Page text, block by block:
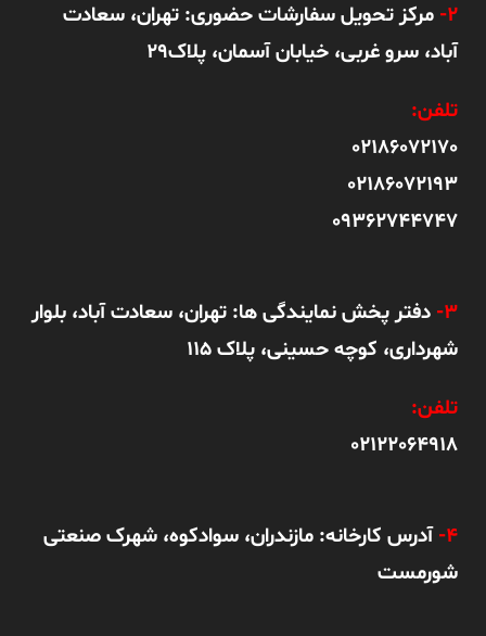
2- مرکز تحویل سفارشات حضوری: تهران، سعادت
آباد، سرو غربی، خیابان آسمان، پلاک29
تلفن:
02186072170
02186072193
09362744747
3- دفتر پخش نمایندگی ها: تهران، سعادت آباد، بلوار
شهرداری، کوچه حسینی، پلاک 115
تلفن:
02122064918
4- آدرس کارخانه: مازندران، سوادکوه، شهرک صنعتی
شورمست